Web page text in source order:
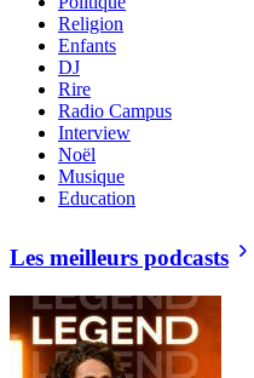
Religion
Enfants
DJ
Rire
Radio Campus
Interview
Noël
Musique
Education
Les meilleurs podcasts